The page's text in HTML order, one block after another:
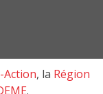
, la Région
.